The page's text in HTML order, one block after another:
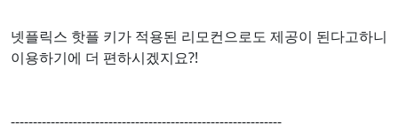
넷플릭스 핫플 키가 적용된 리모컨으로도 제공이 된다고하니
이용하기에 더 편하시겠지요?!
-------------------------------------------------------------